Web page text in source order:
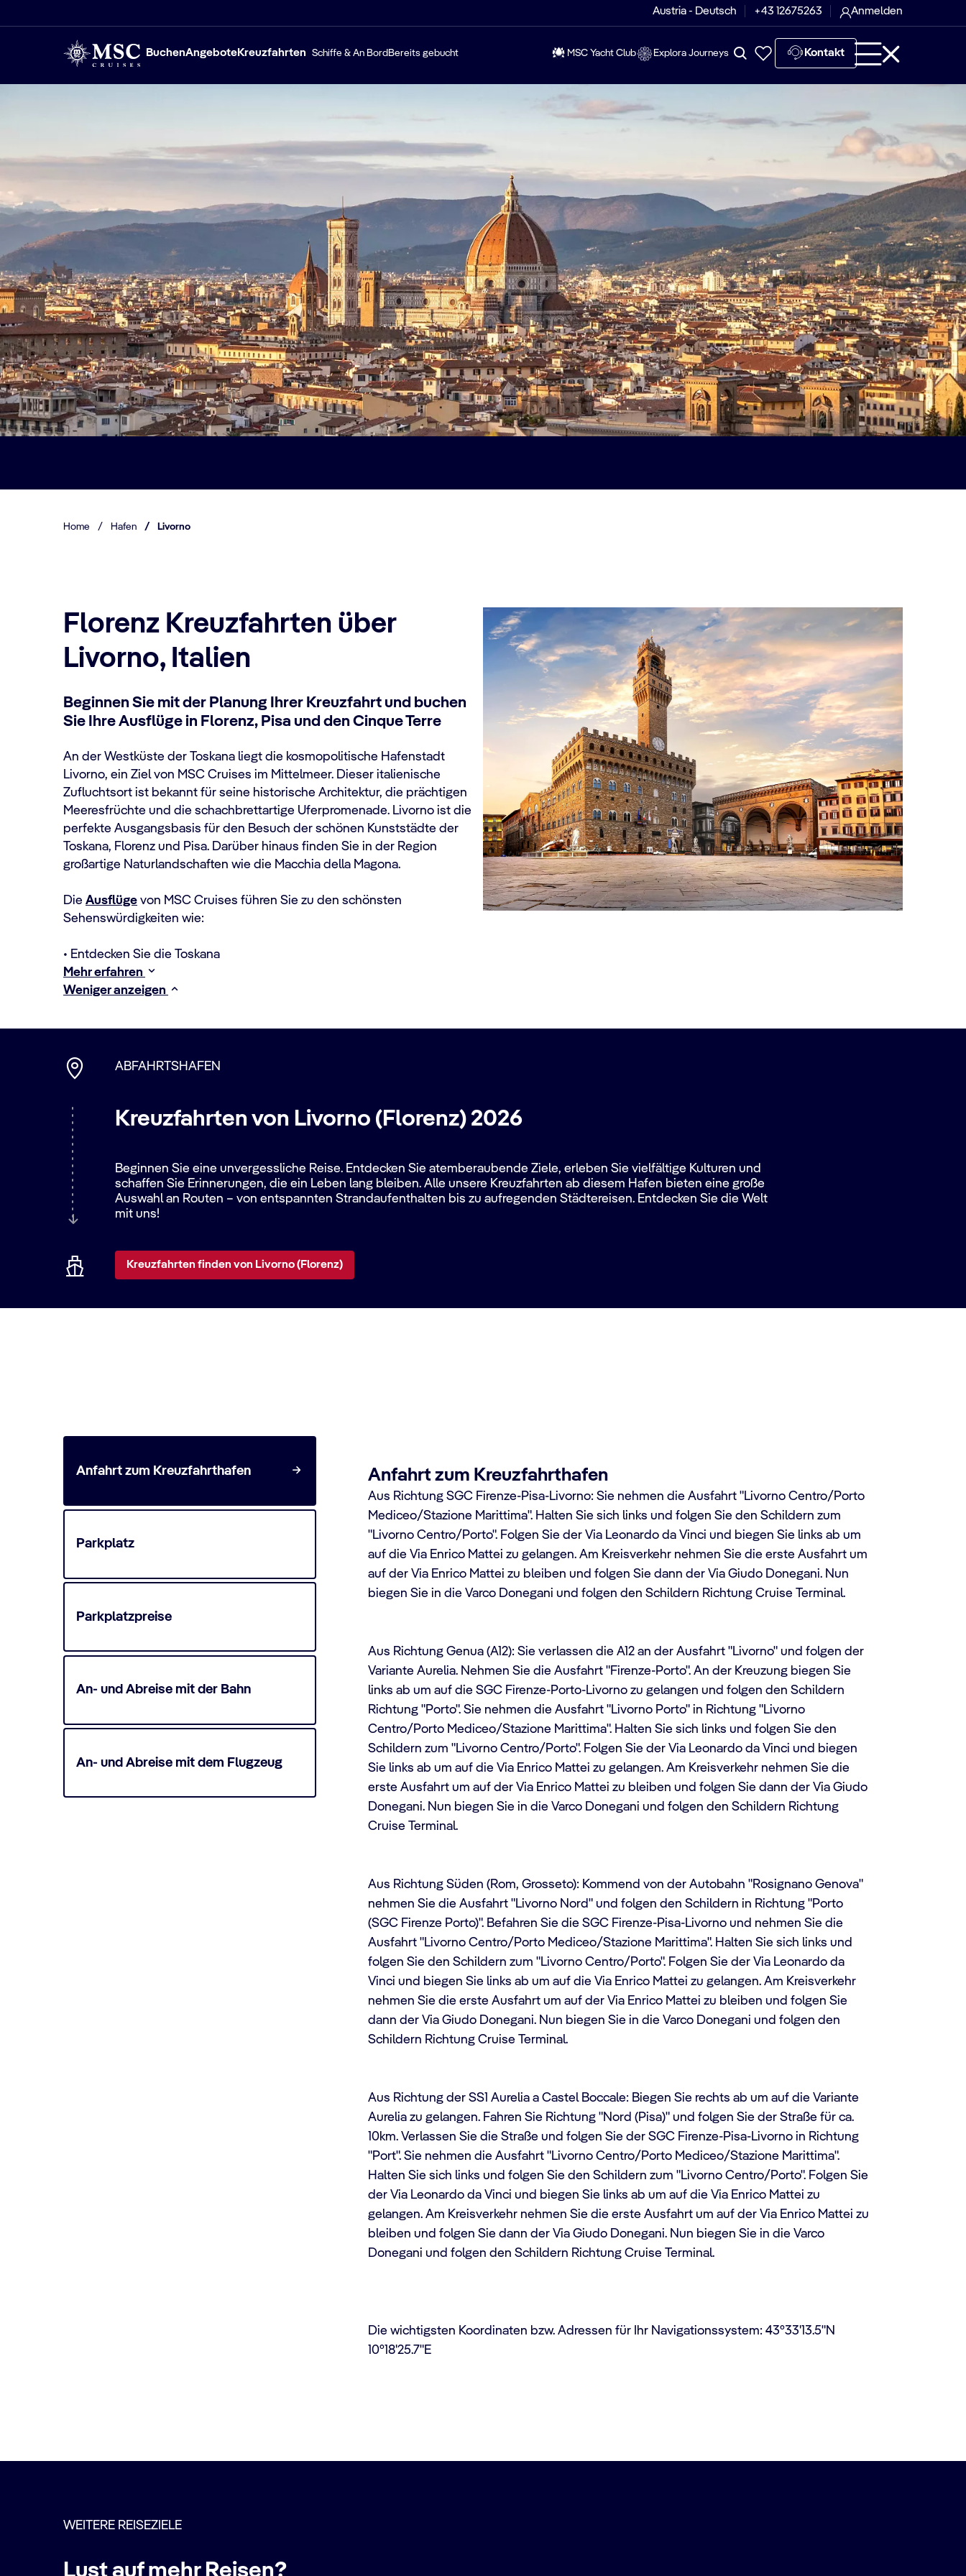
Austria - Deutsch +43 12675263 Anmelden
BuchenAngeboteKreuzfahrten Schiffe & An Bord Bereits gebucht MSC Yacht Club Explora Journeys Kontakt
Home / Hafen / Livorno
Florenz Kreuzfahrten über
Livorno, Italien
Beginnen Sie mit der Planung Ihrer Kreuzfahrt und buchen
Sie Ihre Ausflüge in Florenz, Pisa und den Cinque Terre
An der Westküste der Toskana liegt die kosmopolitische Hafenstadt
Livorno, ein Ziel von MSC Cruises im Mittelmeer. Dieser italienische
Zufluchtsort ist bekannt für seine historische Architektur, die prächtigen
Meeresfrüchte und die schachbrettartige Uferpromenade. Livorno ist die
perfekte Ausgangsbasis für den Besuch der schönen Kunststädte der
Toskana, Florenz und Pisa. Darüber hinaus finden Sie in der Region
großartige Naturlandschaften wie die Macchia della Magona.
Die Ausflüge von MSC Cruises führen Sie zu den schönsten
Sehenswürdigkeiten wie:
• Entdecken Sie die Toskana
Mehr erfahren
Weniger anzeigen
ABFAHRTSHAFEN
Kreuzfahrten von Livorno (Florenz) 2026
Beginnen Sie eine unvergessliche Reise. Entdecken Sie atemberaubende Ziele, erleben Sie vielfältige Kulturen und
schaffen Sie Erinnerungen, die ein Leben lang bleiben. Alle unsere Kreuzfahrten ab diesem Hafen bieten eine große
Auswahl an Routen – von entspannten Strandaufenthalten bis zu aufregenden Städtereisen. Entdecken Sie die Welt
mit uns!
Kreuzfahrten finden von Livorno (Florenz)
Anfahrt zum Kreuzfahrthafen Anfahrt zum Kreuzfahrthafen
Aus Richtung SGC Firenze-Pisa-Livorno: Sie nehmen die Ausfahrt "Livorno Centro/Porto
Mediceo/Stazione Marittima". Halten Sie sich links und folgen Sie den Schildern zum
"Livorno Centro/Porto". Folgen Sie der Via Leonardo da Vinci und biegen Sie links ab um
auf die Via Enrico Mattei zu gelangen. Am Kreisverkehr nehmen Sie die erste Ausfahrt um
auf der Via Enrico Mattei zu bleiben und folgen Sie dann der Via Giudo Donegani. Nun
biegen Sie in die Varco Donegani und folgen den Schildern Richtung Cruise Terminal.
Aus Richtung Genua (A12): Sie verlassen die A12 an der Ausfahrt "Livorno" und folgen der
Variante Aurelia. Nehmen Sie die Ausfahrt "Firenze-Porto". An der Kreuzung biegen Sie
links ab um auf die SGC Firenze-Porto-Livorno zu gelangen und folgen den Schildern
Richtung "Porto". Sie nehmen die Ausfahrt "Livorno Porto" in Richtung "Livorno
Centro/Porto Mediceo/Stazione Marittima". Halten Sie sich links und folgen Sie den
Schildern zum "Livorno Centro/Porto". Folgen Sie der Via Leonardo da Vinci und biegen
Sie links ab um auf die Via Enrico Mattei zu gelangen. Am Kreisverkehr nehmen Sie die
erste Ausfahrt um auf der Via Enrico Mattei zu bleiben und folgen Sie dann der Via Giudo
Donegani. Nun biegen Sie in die Varco Donegani und folgen den Schildern Richtung
Cruise Terminal.
Aus Richtung Süden (Rom, Grosseto): Kommend von der Autobahn "Rosignano Genova"
nehmen Sie die Ausfahrt "Livorno Nord" und folgen den Schildern in Richtung "Porto
(SGC Firenze Porto)". Befahren Sie die SGC Firenze-Pisa-Livorno und nehmen Sie die
Ausfahrt "Livorno Centro/Porto Mediceo/Stazione Marittima". Halten Sie sich links und
folgen Sie den Schildern zum "Livorno Centro/Porto". Folgen Sie der Via Leonardo da
Vinci und biegen Sie links ab um auf die Via Enrico Mattei zu gelangen. Am Kreisverkehr
nehmen Sie die erste Ausfahrt um auf der Via Enrico Mattei zu bleiben und folgen Sie
dann der Via Giudo Donegani. Nun biegen Sie in die Varco Donegani und folgen den
Schildern Richtung Cruise Terminal.
Aus Richtung der SS1 Aurelia a Castel Boccale: Biegen Sie rechts ab um auf die Variante
Aurelia zu gelangen. Fahren Sie Richtung "Nord (Pisa)" und folgen Sie der Straße für ca.
10km. Verlassen Sie die Straße und folgen Sie der SGC Firenze-Pisa-Livorno in Richtung
"Port". Sie nehmen die Ausfahrt "Livorno Centro/Porto Mediceo/Stazione Marittima".
Halten Sie sich links und folgen Sie den Schildern zum "Livorno Centro/Porto". Folgen Sie
der Via Leonardo da Vinci und biegen Sie links ab um auf die Via Enrico Mattei zu
gelangen. Am Kreisverkehr nehmen Sie die erste Ausfahrt um auf der Via Enrico Mattei zu
bleiben und folgen Sie dann der Via Giudo Donegani. Nun biegen Sie in die Varco
Donegani und folgen den Schildern Richtung Cruise Terminal.
Die wichtigsten Koordinaten bzw. Adressen für Ihr Navigationssystem: 43°33'13.5"N
10°18'25.7"E
Parkplatz
Parkplatzpreise
An- und Abreise mit der Bahn
An- und Abreise mit dem Flugzeug
WEITERE REISEZIELE
Lust auf mehr Reisen?